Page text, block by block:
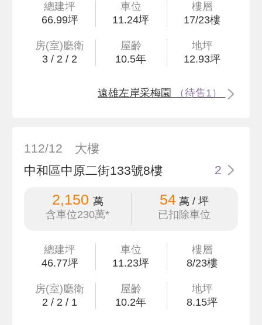
總建坪
66.99坪
車位
11.24坪
樓層
17/23樓
房(室)廳衛
3 / 2 / 2
屋齡
10.5年
地坪
12.93坪
遠雄左岸采梅園 （待售1）
112/12
大樓
中和區中原二街133號8樓
2
2,150 萬
含車位230萬*
54 萬 / 坪
已扣除車位
總建坪
46.77坪
車位
11.23坪
樓層
8/23樓
房(室)廳衛
2 / 2 / 1
屋齡
10.2年
地坪
8.15坪